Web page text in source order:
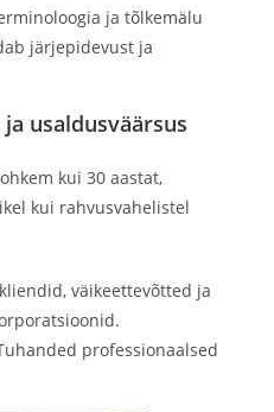
ja tõlkemälu
järjepidevust ja
usaldusväärsus
kui 30 aastat,
kui rahvusvahelistel
väikeettevõtted ja
professionaalsed